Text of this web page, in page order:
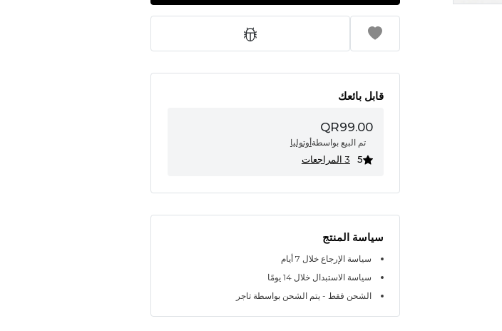
قابل بائعك
QR99.00
تم البيع بواسطةأوتوليا
5
3 المراجعات
سياسة المنتج
سياسة الإرجاع خلال 7 أيام
سياسة الاستبدال خلال 14 يومًا
الشحن فقط - يتم الشحن بواسطة تاجر